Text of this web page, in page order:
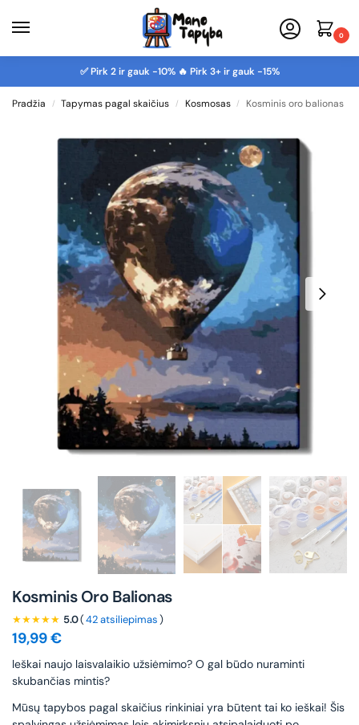
0
✅ Pirk 2 ir gauk -10% 🔥 Pirk 3+ ir gauk -15%
Pradžia / Tapymas pagal skaičius / Kosmosas / Kosminis oro balionas
Kosminis Oro Balionas
★★★★★ 5.0(42 atsiliepimas)
19,99€
leškai naujo laisvalaikio užsiėmimo? O gal būdo nuraminti
skubančias mintis?
Mūsų tapybos pagal skaičius rinkiniai yra būtent tai ko ieškai! Šis